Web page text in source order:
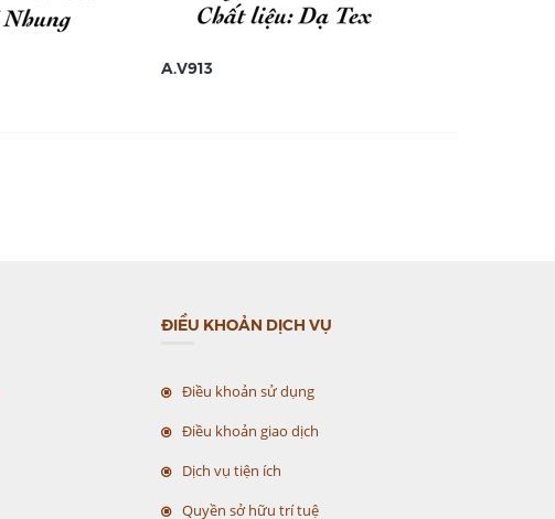
A.V913
ĐIỀU KHOẢN DỊCH VỤ
Điều khoản sử dụng
Điều khoản giao dịch
Dịch vụ tiện ích
Quyền sở hữu trí tuệ